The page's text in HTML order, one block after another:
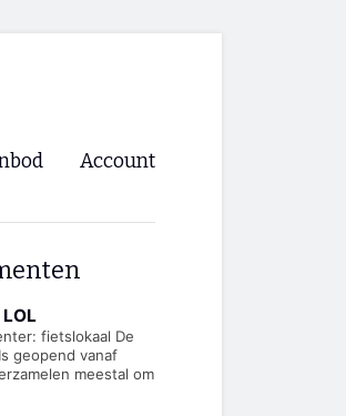
Account
Registreren
fietslokaal De
geopend vanaf
meestal om